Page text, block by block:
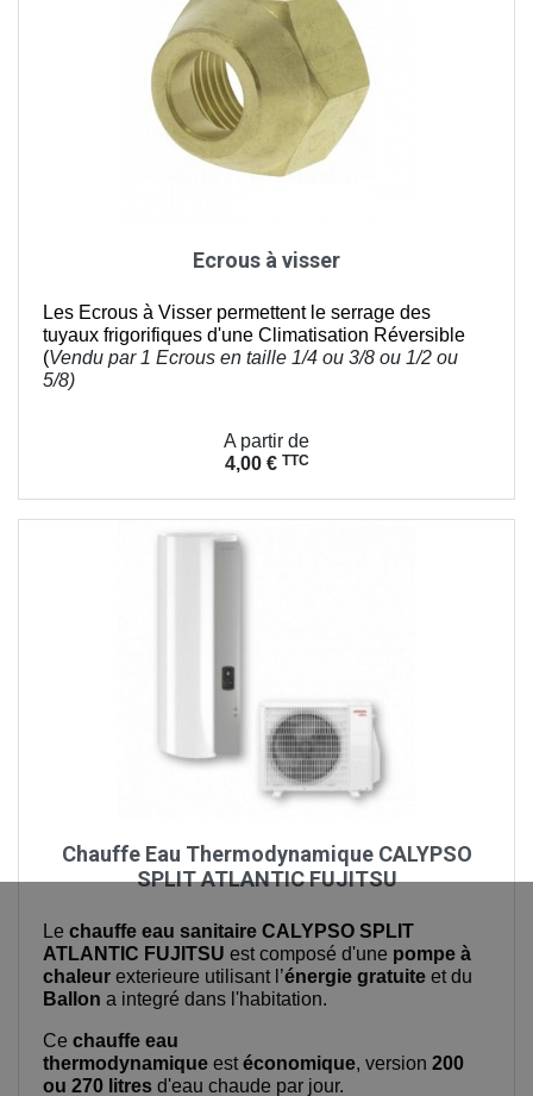
Ecrous à visser
Les Ecrous à Visser permettent le serrage des
tuyaux frigorifiques d'une Climatisation Réversible
(Vendu par 1 Ecrous en taille 1/4 ou 3/8 ou 1/2 ou
5/8)
A partir de
4,00 € TTC
Chauffe Eau Thermodynamique CALYPSO
SPLIT ATLANTIC FUJITSU
Le chauffe eau sanitaire CALYPSO SPLIT
ATLANTIC FUJITSU est composé d'une pompe à
chaleur exterieure utilisant l’énergie gratuite et du
Ballon a integré dans l'habitation.
Ce chauffe eau
thermodynamique estéconomique, version 200
ou 270 litres d'eau chaude par jour.